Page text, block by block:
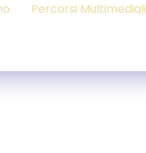
Percorsi Multimediali